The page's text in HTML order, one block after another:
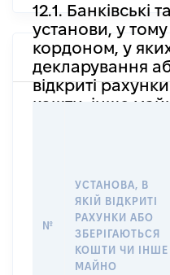
12.1. Банківські
установи, у тому
кордоном, у
декларування
відкриті
кошти, інше
№
УСТАНОВА, В
ЯКІЙ ВІДКРИТІ
РАХУНКИ АБО
ЗБЕРІГАЮТЬСЯ
КОШТИ ЧИ ІНШЕ
МАЙНО